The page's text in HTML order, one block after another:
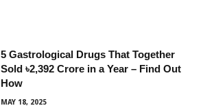
5 Gastrological Drugs That Together
Sold ৳2,392 Crore in a Year – Find Out
How
MAY 18, 2025